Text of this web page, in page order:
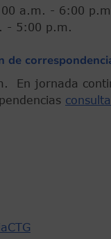
8:00 a.m. -
- 5:00 p.m.
de
En jornada